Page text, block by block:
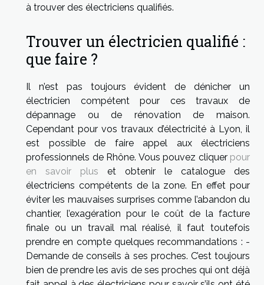
à trouver des électriciens qualifiés.
Trouver un électricien qualifié :
que faire ?
Il n’est pas toujours évident de dénicher un
électricien compétent pour ces travaux de
dépannage ou de rénovation de maison.
Cependant pour vos travaux d’électricité à Lyon, il
est possible de faire appel aux électriciens
professionnels de Rhône. Vous pouvez cliquer pour
en savoir plus et obtenir le catalogue des
électriciens compétents de la zone. En effet pour
éviter les mauvaises surprises comme l’abandon du
chantier, l’exagération pour le coût de la facture
finale ou un travail mal réalisé, il faut toutefois
prendre en compte quelques recommandations : -
Demande de conseils à ses proches. C’est toujours
bien de prendre les avis de ses proches qui ont déjà